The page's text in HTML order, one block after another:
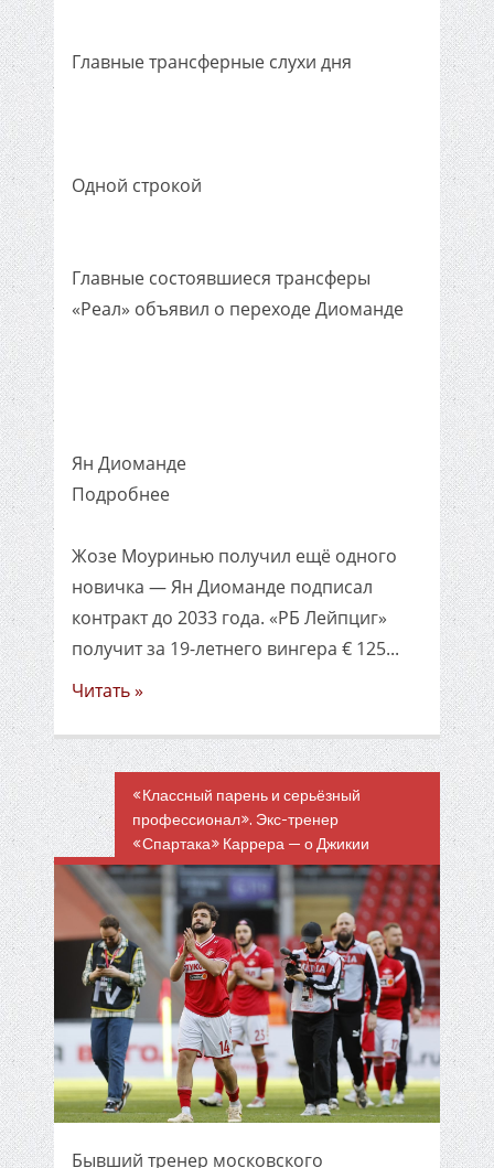
Главные трансферные слухи дня
Одной строкой
Главные состоявшиеся трансферы
«Реал» объявил о переходе Диоманде
Ян Диоманде
Подробнее
Жозе Моуринью получил ещё одного
новичка — Ян Диоманде подписал
контракт до 2033 года. «РБ Лейпциг»
получит за 19-летнего вингера € 125...
Читать »
«Классный парень и серьёзный
профессионал». Экс-тренер
«Спартака» Каррера — о Джикии
Бывший тренер московского